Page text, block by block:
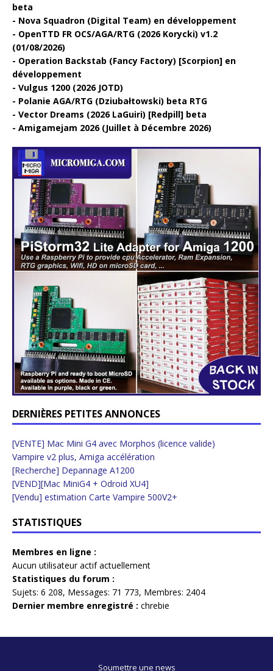
beta
Nova Squadron (Digital Team) en développement
OpenTTD FR OCS/AGA/RTG (2026 Korycki) v1.2
(01/08/2026)
Operation Backstab (Fancy Factory) [Scorpion] en
développement
Vulgus 1200 (2026 JOTD)
Polanie AGA/RTG (Dziubałtowski) beta RTG
Vector Dreams (2026 LaGuiri) [Redpill] beta
Amigamejam 2026 (Juillet à Décembre 2026)
DERNIÈRES PETITES ANNONCES
[VENTE] Mac Mini G4 avec Morphos (licence valide)
Vampire v2 plus, Amiga accélération
[Recherche] Depannage A1200
[VEND][Mac MiniG4 + Odroid XU4]
[Vendu] estimation Carte Vampire 500V2+
STATISTIQUES
Membres en ligne :
Aucun utilisateur actif actuellement
Statistiques du forum :
Sujets: 6 208, Messages: 71 773, Membres: 2404
Dernier membre enregistré : chrebie
Soumettre une news